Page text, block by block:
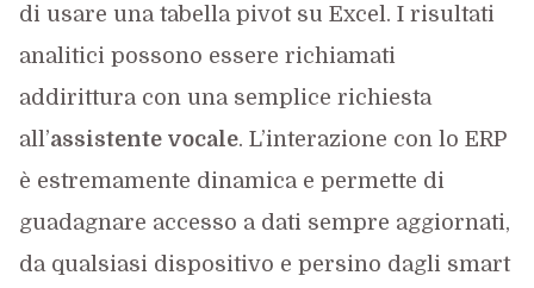
di usare una tabella pivot su Excel. I risultati
analitici possono essere richiamati
addirittura con una semplice richiesta
all’assistente vocale. L’interazione con lo ERP
è estremamente dinamica e permette di
guadagnare accesso a dati sempre aggiornati,
da qualsiasi dispositivo e persino dagli smart